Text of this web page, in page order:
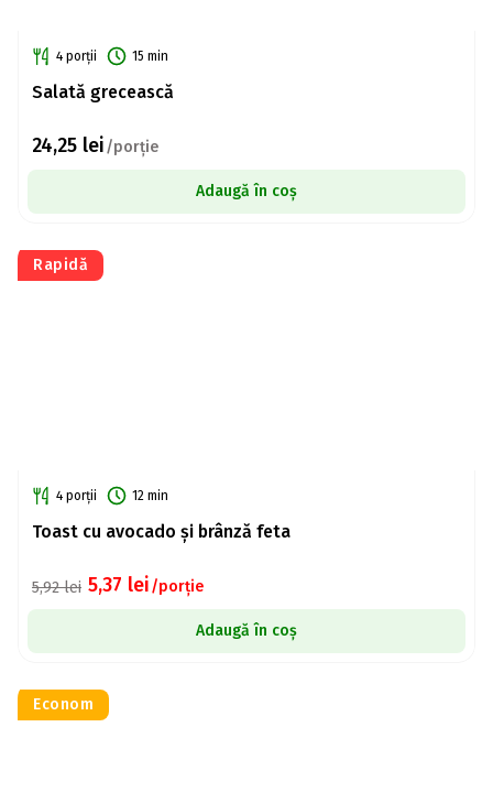
4 porții 15 min
Salată grecească
24,25 lei/porție
Adaugă în coș
Rapidă
4 porții 12 min
Toast cu avocado și brânză feta
5,92lei 5,37 lei/porție
Adaugă în coș
Econom